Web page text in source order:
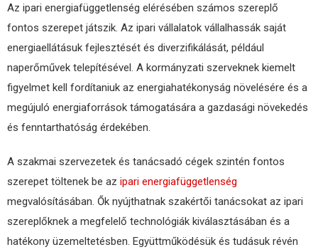
Az ipari energiafüggetlenség elérésében számos szereplő
fontos szerepet játszik. Az ipari vállalatok vállalhassák saját
energiaellátásuk fejlesztését és diverzifikálását, például
naperőművek telepítésével. A kormányzati szerveknek kiemelt
figyelmet kell fordítaniuk az energiahatékonyság növelésére és a
megújuló energiaforrások támogatására a gazdasági növekedés
és fenntarthatóság érdekében.
A szakmai szervezetek és tanácsadó cégek szintén fontos
szerepet töltenek be az ipari energiafüggetlenség
megvalósításában. Ők nyújthatnak szakértői tanácsokat az ipari
szereplőknek a megfelelő technológiák kiválasztásában és a
hatékony üzemeltetésben. Együttműködésük és tudásuk révén